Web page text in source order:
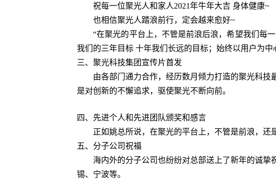
祝每一位聚光人和家人2021年牛年大吉 身体健康~
也相信聚光人踏浪前行，定会越来愈好~
“在聚光的平台上，不管是前浪后浪，希望我们每一
我们的三年目标 十年我们长远的目标；始终以用户为
三、聚光科技集团宣传片首发
由各部门通力合作，经历数月倾力打造的聚光科技
是对创新的不懈追求，驱使聚光不断向前。
四、 先进个人和先进团队颁奖和感言
正如姚总所说，在聚光的平台上，不管是前浪，还是
五、 分子公司祝福
海内外的分子公司也纷纷对总部送上了新年的诚挚
锡、宁波等。